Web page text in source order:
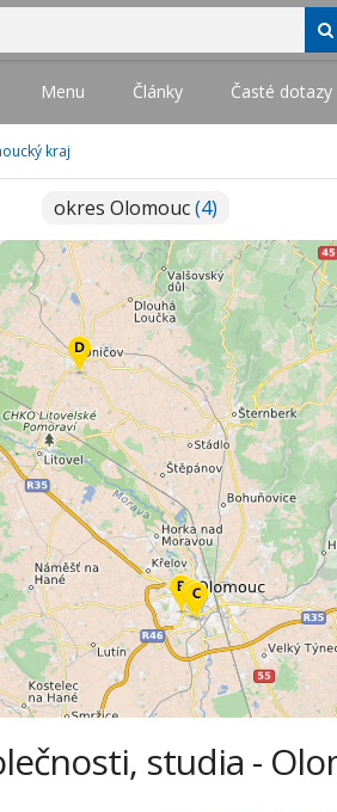
Menu Články Časté dotazy
kraj
okres Olomouc(4)
studia -